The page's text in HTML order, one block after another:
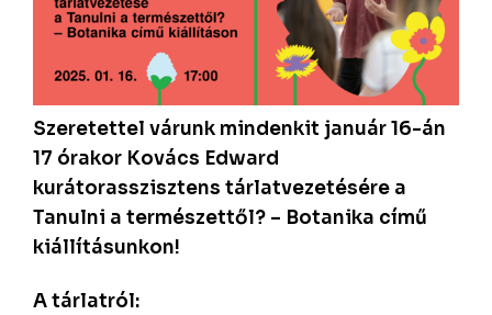
Szeretettel várunk mindenkit január 16-án
17 órakor Kovács Edward
kurátorasszisztens tárlatvezetésére a
Tanulni a természettől? – Botanika című
kiállításunkon!
A tárlatról: